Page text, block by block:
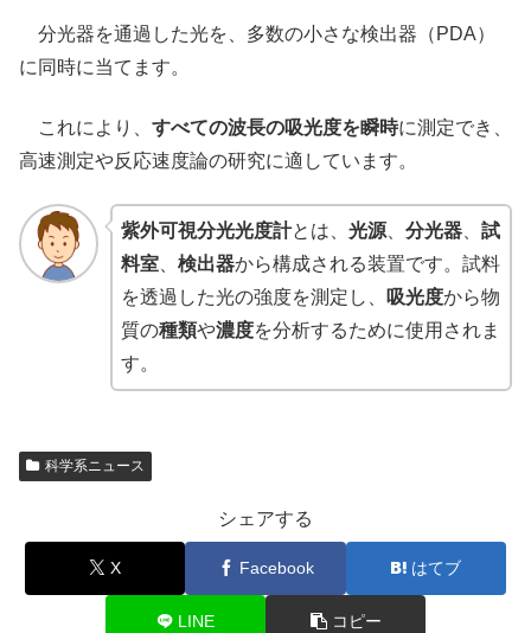
分光器を通過した光を、多数の小さな検出器（PDA）
に同時に当てます。
これにより、 すべての波長の吸光度を瞬時に測定でき、
高速測定や反応速度論の研究に適しています。
紫外可視分光光度計とは、 光源、 分光器、 試
料室、 検出器から構成される装置です。試料
を透過した光の強度を測定し、
吸光度から物
質の種類や濃度を分析するために使用されま
す。
科学系ニュース
シェアする
X Facebook はてブ
LINE コピー